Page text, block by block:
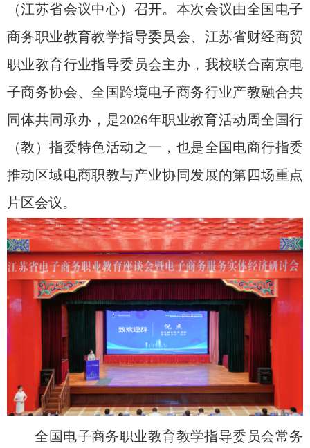
（江苏省会议中心）召开。本次会议由全国电子
商务职业教育教学指导委员会、江苏省财经商贸
职业教育行业指导委员会主办，我校联合南京电
子商务协会、全国跨境电子商务行业产教融合共
同体共同承办，是2026年职业教育活动周全国行
（教）指委特色活动之一，也是全国电商行指委
推动区域电商职教与产业协同发展的第四场重点
片区会议。
全国电子商务职业教育教学指导委员会常务